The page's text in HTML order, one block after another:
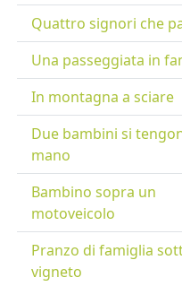
Quattro signori che
Una passeggiata in
In montagna a sciare
Due bambini si
mano
Bambino sopra un
motoveicolo
Pranzo di famiglia
vigneto